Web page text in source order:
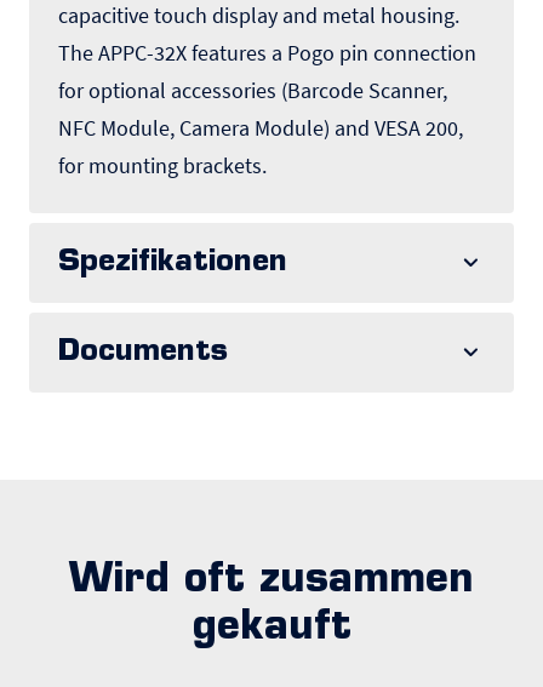
capacitive touch display and metal housing.
The APPC-32X features a Pogo pin connection
for optional accessories (Barcode Scanner,
NFC Module, Camera Module) and VESA 200,
for mounting brackets.
Spezifikationen
Documents
Wird oft zusammen
gekauft